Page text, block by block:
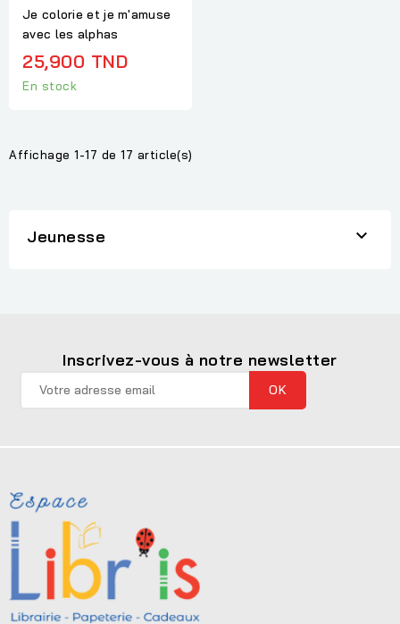
Je colorie et je m'amuse
avec les alphas
25,900 TND
En stock
Affichage 1-17 de 17 article(s)
Jeunesse 
Inscrivez-vous à notre newsletter